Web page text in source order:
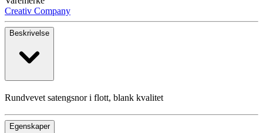
Creativ Company
Beskrivelse
Rundvevet satengsnor i flott, blank kvalitet
Egenskaper